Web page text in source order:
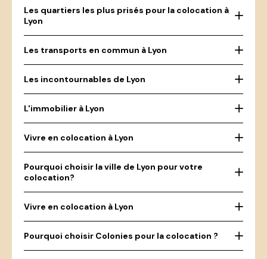
Les quartiers les plus prisés pour la colocation à
Lyon
Les transports en commun à Lyon
Les incontournables de Lyon
L'immobilier à Lyon
Vivre en colocation à Lyon
Pourquoi choisir la ville de Lyon pour votre
colocation?
Vivre en colocation à Lyon
Pourquoi choisir Colonies pour la colocation ?